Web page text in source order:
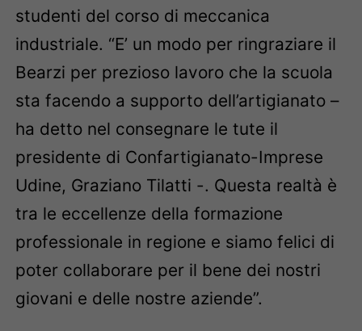
studenti del corso di meccanica
industriale. “E’ un modo per ringraziare il
Bearzi per prezioso lavoro che la scuola
sta facendo a supporto dell’artigianato –
ha detto nel consegnare le tute il
presidente di Confartigianato-Imprese
Udine, Graziano Tilatti -. Questa realtà è
tra le eccellenze della formazione
professionale in regione e siamo felici di
poter collaborare per il bene dei nostri
giovani e delle nostre aziende”.